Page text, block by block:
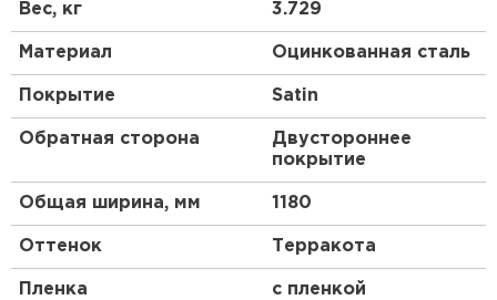
Получаются они после проката на оборудовании,
их высота и форма зависят от назначения и типа
стройматериала.
Профлист, изготовленный по всем стандартам,
имеет нескольких слоев:
основа из низколегированной стали;
цинковый слой;
обработка антикоррозийным составом;
состоящим из смеси синтетических смол и
Вес, кг 3.729
Материал Оцинкованная сталь
Покрытие Satin
Обратная сторона
Двустороннее
покрытие
Общая ширина, мм 1180
Оттенок Терракота
Пленка с пленкой